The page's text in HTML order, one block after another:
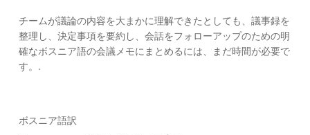
チームが議論の内容を大まかに理解できたとしても、議事録を
整理し、決定事項を要約し、会話をフォローアップのための明
確なボスニア語の会議メモにまとめるには、まだ時間が必要で
す。.
ボスニア語訳